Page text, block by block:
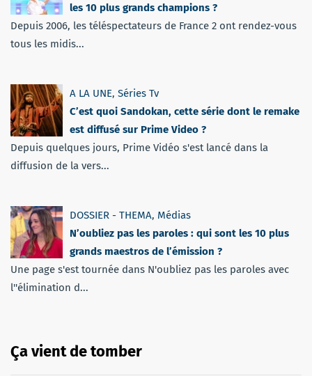
les 10 plus grands champions ?
Depuis 2006, les téléspectateurs de France 2 ont rendez-vous
tous les midis...
A LA UNE, Séries Tv
C’est quoi Sandokan, cette série dont le remake
est diffusé sur Prime Video ?
Depuis quelques jours, Prime Vidéo s'est lancé dans la
diffusion de la vers...
DOSSIER - THEMA, Médias
N’oubliez pas les paroles : qui sont les 10 plus
grands maestros de l’émission ?
Une page s'est tournée dans N'oubliez pas les paroles avec
l''élimination d...
Ça vient de tomber